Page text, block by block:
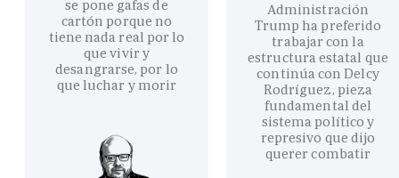
se pone gafas de
cartón porque no
tiene nada real por lo
que vivir y
desangrarse, por lo
que luchar y morir
Administración
Trump ha preferido
trabajar con la
estructura estatal que
continúa con Delcy
Rodríguez, pieza
fundamental del
sistema político y
represivo que dijo
querer combatir